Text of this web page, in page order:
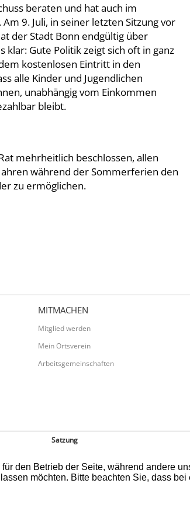
beraten und hat auch im
9. Juli, in seiner letzten Sitzung vor
der Stadt Bonn endgültig über
klar: Gute Politik zeigt sich oft in ganz
kostenlosen Eintritt in den
alle Kinder und Jugendlichen
unabhängig vom Einkommen
bleibt.
mehrheitlich beschlossen, allen
während der Sommerferien den
zu ermöglichen.
MITMACHEN
Mitglied werden
Mein Ortsverein
Arbeitsgemeinschaften
Satzung
den Betrieb der Seite, während andere
möchten. Bitte beachten Sie, dass